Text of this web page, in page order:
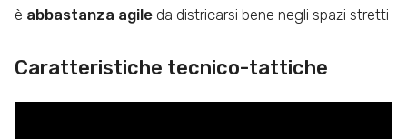
è abbastanza agile da districarsi bene negli spazi stretti
Caratteristiche tecnico-tattiche